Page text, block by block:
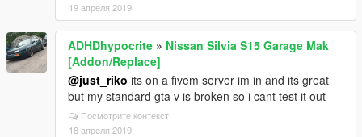
19 апреля 2019
ADHDhypocrite » Nissan Silvia S15 Garage Mak
[Addon/Replace]
@just_riko its on a fivem server im in and its great
but my standard gta v is broken so i cant test it out
Посмотрите контекст
18 апреля 2019